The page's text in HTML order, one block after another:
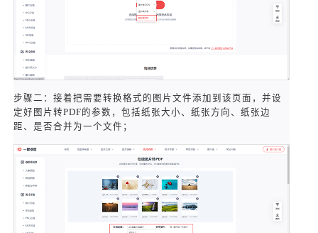
步骤二：接着把需要转换格式的图片文件添加到该页面，并设
定好图片转PDF的参数，包括纸张大小、纸张方向、纸张边
距、是否合并为一个文件；